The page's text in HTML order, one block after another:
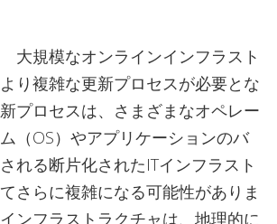
大規模なオンラインインフラスト
り複雑な更新プロセスが必要とな
プロセスは、さまざまなオペレー
（OS）やアプリケーションのバ
れる断片化されたITインフラスト
さらに複雑になる可能性がありま
ンフラストラクチャは、地理的に